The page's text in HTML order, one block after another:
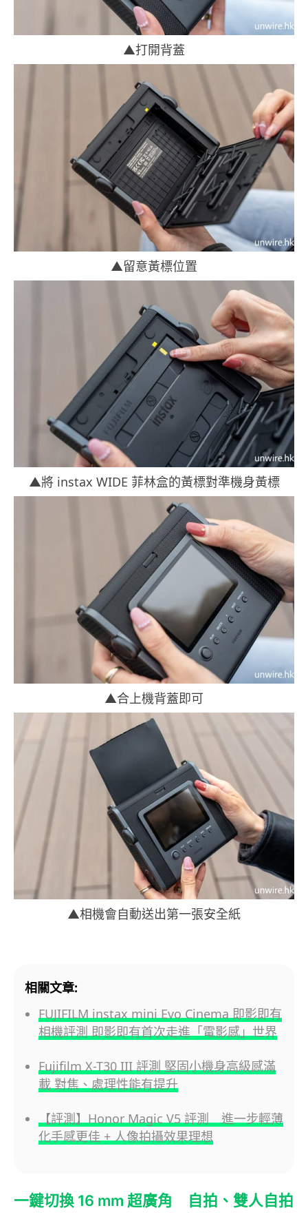
▲打開背蓋
▲留意黃標位置
▲將 instax WIDE 菲林盒的黃標對準機身黃標
▲合上機背蓋即可
▲相機會自動送出第一張安全紙
相關文章:
FUJIFILM instax mini Evo Cinema 即影即有
相機評測 即影即有首次走進「電影感」世界
Fujifilm X-T30 III 評測 堅固小機身高級感滿
載 對焦、處理性能有提升
【評測】Honor Magic V5 評測 進一步輕薄
化手感更佳 + 人像拍攝效果理想
一鍵切換 16 mm 超廣角 自拍、雙人自拍